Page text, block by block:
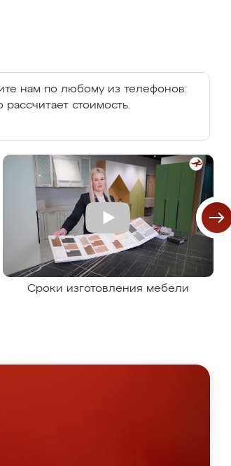
нам по любому из телефонов:
стоимость.
Сроки изготовления мебели